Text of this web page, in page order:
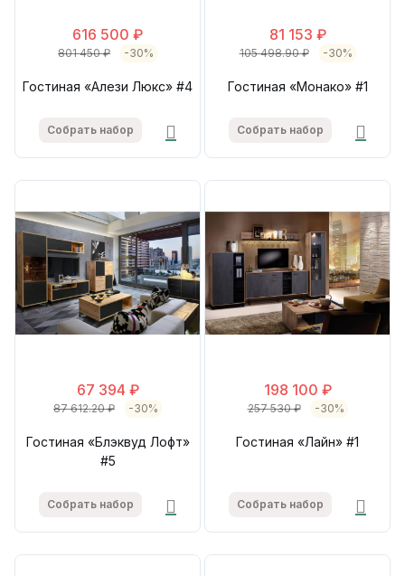
616 500 ₽
801 450 ₽ -30%
Гостиная «Алези Люкс» #4
Собрать набор
81 153 ₽
105 498.90 ₽ -30%
Гостиная «Монако» #1
Собрать набор
67 394 ₽
87 612.20 ₽ -30%
Гостиная «Блэквуд Лофт»
#5
Собрать набор
198 100 ₽
257 530 ₽ -30%
Гостиная «Лайн» #1
Собрать набор